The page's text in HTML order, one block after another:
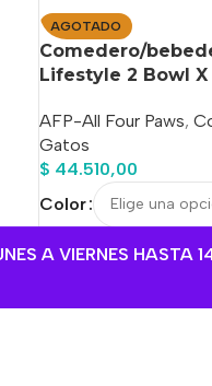
A VIERNES HASTA
AGOTADO
Comedero/
Lifestyle 2 Bowl X
AFP-All Four Paws,
Gatos
$ 44.510,00
Color
Seleccione la
Sin Stock